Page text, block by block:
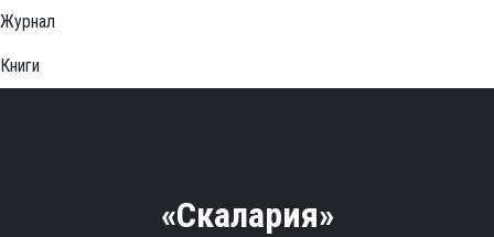
Журнал
Книги
«Скалария»